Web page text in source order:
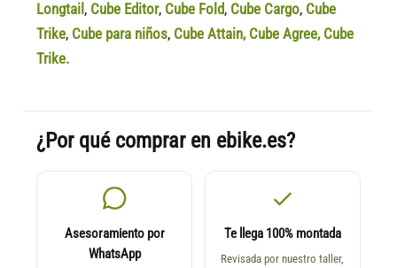
Longtail , Cube Editor, Cube Fold, Cube Cargo, Cube
Trike, Cube para niños, Cube Attain, Cube Agree, Cube
Trike.
¿Por qué comprar en ebike.es?
Asesoramiento por
WhatsApp
Te llega 100% montada
Revisada por nuestro taller,